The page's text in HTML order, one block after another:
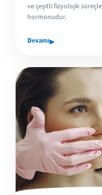
ve çeşitli fizyolojik
hormonudur.
Devamı▸